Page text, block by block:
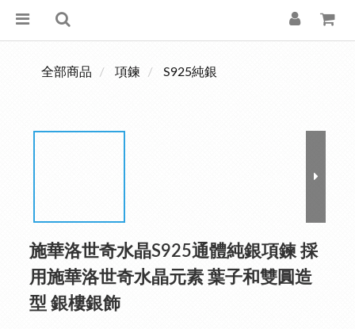
全部商品 項鍊 S925純銀
施華洛世奇水晶S925通體純銀項鍊 採
用施華洛世奇水晶元素 葉子和雙圓造
型 銀樓銀飾